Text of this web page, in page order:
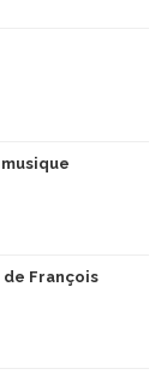
François